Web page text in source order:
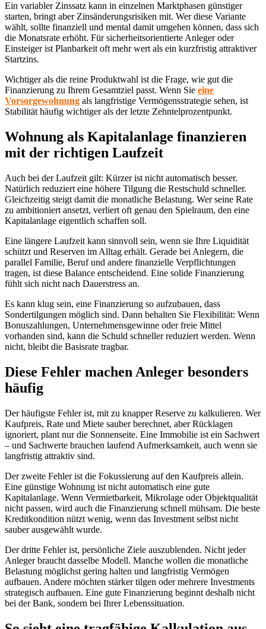
Ein variabler Zinssatz kann in einzelnen Marktphasen günstiger
starten, bringt aber Zinsänderungsrisiken mit. Wer diese Variante
wählt, sollte finanziell und mental damit umgehen können, dass sich
die Monatsrate erhöht. Für sicherheitsorientierte Anleger oder
Einsteiger ist Planbarkeit oft mehr wert als ein kurzfristig attraktiver
Startzins.
Wichtiger als die reine Produktwahl ist die Frage, wie gut die
Finanzierung zu Ihrem Gesamtziel passt. Wenn Sie eine
Vorsorgewohnung als langfristige Vermögensstrategie sehen, ist
Stabilität häufig wichtiger als der letzte Zehntelprozentpunkt.
Wohnung als Kapitalanlage finanzieren
mit der richtigen Laufzeit
Auch bei der Laufzeit gilt: Kürzer ist nicht automatisch besser.
Natürlich reduziert eine höhere Tilgung die Restschuld schneller.
Gleichzeitig steigt damit die monatliche Belastung. Wer seine Rate
zu ambitioniert ansetzt, verliert oft genau den Spielraum, den eine
Kapitalanlage eigentlich schaffen soll.
Eine längere Laufzeit kann sinnvoll sein, wenn sie Ihre Liquidität
schützt und Reserven im Alltag erhält. Gerade bei Anlegern, die
parallel Familie, Beruf und andere finanzielle Verpflichtungen
tragen, ist diese Balance entscheidend. Eine solide Finanzierung
fühlt sich nicht nach Dauerstress an.
Es kann klug sein, eine Finanzierung so aufzubauen, dass
Sondertilgungen möglich sind. Dann behalten Sie Flexibilität: Wenn
Bonuszahlungen, Unternehmensgewinne oder freie Mittel
vorhanden sind, kann die Schuld schneller reduziert werden. Wenn
nicht, bleibt die Basisrate tragbar.
Diese Fehler machen Anleger besonders
häufig
Der häufigste Fehler ist, mit zu knapper Reserve zu kalkulieren. Wer
Kaufpreis, Rate und Miete sauber berechnet, aber Rücklagen
ignoriert, plant nur die Sonnenseite. Eine Immobilie ist ein Sachwert
– und Sachwerte brauchen laufend Aufmerksamkeit, auch wenn sie
langfristig attraktiv sind.
Der zweite Fehler ist die Fokussierung auf den Kaufpreis allein.
Eine günstige Wohnung ist nicht automatisch eine gute
Kapitalanlage. Wenn Vermietbarkeit, Mikrolage oder Objektqualität
nicht passen, wird auch die Finanzierung schnell mühsam. Die beste
Kreditkondition nützt wenig, wenn das Investment selbst nicht
sauber ausgewählt wurde.
Der dritte Fehler ist, persönliche Ziele auszublenden. Nicht jeder
Anleger braucht dasselbe Modell. Manche wollen die monatliche
Belastung möglichst gering halten und langfristig Vermögen
aufbauen. Andere möchten stärker tilgen oder mehrere Investments
strategisch aufbauen. Eine gute Finanzierung beginnt deshalb nicht
bei der Bank, sondern bei Ihrer Lebenssituation.